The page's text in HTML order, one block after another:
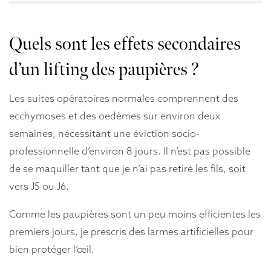
Quels sont les effets secondaires
d’un lifting des paupières ?
Les suites opératoires normales comprennent des
ecchymoses et des oedèmes sur environ deux
semaines, nécessitant une éviction socio-
professionnelle d’environ 8 jours. Il n’est pas possible
de se maquiller tant que je n’ai pas retiré les fils, soit
vers J5 ou J6.
Comme les paupières sont un peu moins efficientes les
premiers jours, je prescris des larmes artificielles pour
bien protéger l’œil.